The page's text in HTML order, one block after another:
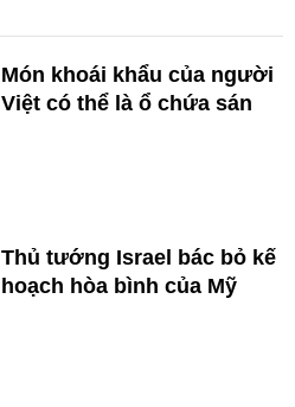
Món khoái khẩu của người
Việt có thể là ổ chứa sán
Thủ tướng Israel bác bỏ kế
hoạch hòa bình của Mỹ